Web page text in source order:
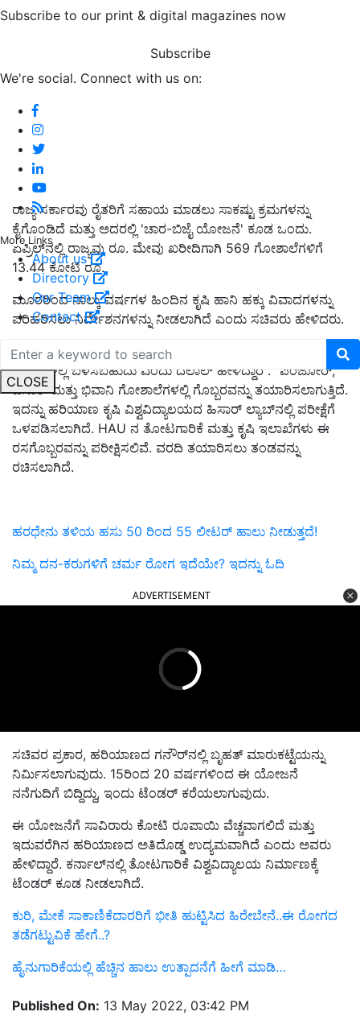
Subscribe to our print & digital magazines now
Subscribe
We're social. Connect with us on:
More Links
About us
Directory
Our Team
Contact
CLOSE
ರಾಜ್ಯ ಸರ್ಕಾರವು ರೈತರಿಗೆ ಸಹಾಯ ಮಾಡಲು ಸಾಕಷ್ಟು ಕ್ರಮಗಳನ್ನು
ಕೈಗೊಂಡಿದೆ ಮತ್ತು ಅದರಲ್ಲಿ 'ಚಾರ-ಬಿಜೈ ಯೋಜನೆ' ಕೂಡ ಒಂದು.
ಏಪ್ರಿಲ್‌ನಲ್ಲಿ ರಾಜ್ಯವು ರೂ. ಮೇವು ಖರೀದಿಗಾಗಿ 569 ಗೋಶಾಲೆಗಳಿಗೆ
13.44 ಕೋಟಿ ರೂ.
ಮೂರರಿಂದ ನಾಲ್ಕು ವರ್ಷಗಳ ಹಿಂದಿನ ಕೃಷಿ ಹಾನಿ ಹಕ್ಕು ವಿವಾದಗಳನ್ನು
ಪರಿಹರಿಸಲು ನಿರ್ದೇಶನಗಳನ್ನು ನೀಡಲಾಗಿದೆ ಎಂದು ಸಚಿವರು ಹೇಳಿದರು.
ಹಸುವಿನ ಸಗಣಿ ಗೊಬ್ಬರವನ್ನು (ಫಾಸ್ಫೇಟ್-ಭರಿತ ಸಾವಯವ ಗೊಬ್ಬರ)
ಹೊಲಗಳಲ್ಲಿ ಬಳಸಬಹುದು ಎಂದು ದಲಾಲ್ ಹೇಳಿದ್ದಾರೆ . "ಪಿಂಜೋರ್,
ಹಿಸಾರ್ ಮತ್ತು ಭಿವಾನಿ ಗೋಶಾಲೆಗಳಲ್ಲಿ ಗೊಬ್ಬರವನ್ನು ತಯಾರಿಸಲಾಗುತ್ತಿದೆ.
ಇದನ್ನು ಹರಿಯಾಣ ಕೃಷಿ ವಿಶ್ವವಿದ್ಯಾಲಯದ ಹಿಸಾರ್ ಲ್ಯಾಬ್‌ನಲ್ಲಿ ಪರೀಕ್ಷೆಗೆ
ಒಳಪಡಿಸಲಾಗಿದೆ. HAU ನ ತೋಟಗಾರಿಕೆ ಮತ್ತು ಕೃಷಿ ಇಲಾಖೆಗಳು ಈ
ರಸಗೊಬ್ಬರವನ್ನು ಪರೀಕ್ಷಿಸಲಿವೆ. ವರದಿ ತಯಾರಿಸಲು ತಂಡವನ್ನು
ರಚಿಸಲಾಗಿದೆ.
ಹರಧೇನು ತಳಿಯ ಹಸು 50 ರಿಂದ 55 ಲೀಟರ್ ಹಾಲು ನೀಡುತ್ತದೆ!
ನಿಮ್ಮ ದನ-ಕರುಗಳಿಗೆ ಚರ್ಮ ರೋಗ ಇದೆಯೇ? ಇದನ್ನು ಓದಿ
ADVERTISEMENT
ಸಚಿವರ ಪ್ರಕಾರ, ಹರಿಯಾಣದ ಗನೌರ್‌ನಲ್ಲಿ ಬೃಹತ್ ಮಾರುಕಟ್ಟೆಯನ್ನು
ನಿರ್ಮಿಸಲಾಗುವುದು. 15ರಿಂದ 20 ವರ್ಷಗಳಿಂದ ಈ ಯೋಜನೆ
ನನೆಗುದಿಗೆ ಬಿದ್ದಿದ್ದು, ಇಂದು ಟೆಂಡರ್‌ ಕರೆಯಲಾಗುವುದು.
ಈ ಯೋಜನೆಗೆ ಸಾವಿರಾರು ಕೋಟಿ ರೂಪಾಯಿ ವೆಚ್ಚವಾಗಲಿದೆ ಮತ್ತು
ಇದುವರೆಗಿನ ಹರಿಯಾಣದ ಅತಿದೊಡ್ಡ ಉದ್ಯಮವಾಗಿದೆ ಎಂದು ಅವರು
ಹೇಳಿದ್ದಾರೆ. ಕರ್ನಾಲ್‌ನಲ್ಲಿ ತೋಟಗಾರಿಕೆ ವಿಶ್ವವಿದ್ಯಾಲಯ ನಿರ್ಮಾಣಕ್ಕೆ
ಟೆಂಡರ್‌ ಕೂಡ ನೀಡಲಾಗಿದೆ.
ಕುರಿ, ಮೇಕೆ ಸಾಕಾಣಿಕೆದಾರರಿಗೆ ಭೀತಿ ಹುಟ್ಟಿಸಿದ ಹಿರೇಬೇನೆ..ಈ ರೋಗದ
ತಡೆಗಟ್ಟುವಿಕೆ ಹೇಗೆ..?
ಹೈನುಗಾರಿಕೆಯಲ್ಲಿ ಹೆಚ್ಚಿನ ಹಾಲು ಉತ್ಪಾದನೆಗೆ ಹೀಗೆ ಮಾಡಿ…
Published On: 13 May 2022, 03:42 PM